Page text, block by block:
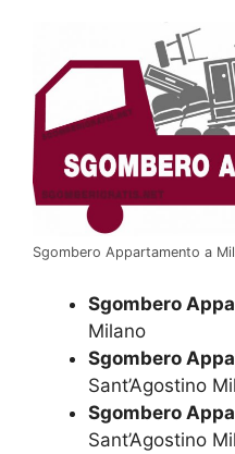
Sgombero Appartamento a
Sgombero
Milano
Sgombero
Sant’Agostino
Sgombero
Sant’Agostino